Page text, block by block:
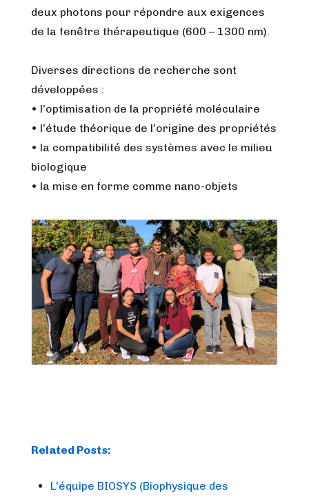
deux photons pour répondre aux exigences
de la fenêtre thérapeutique (600 – 1300 nm).
Diverses directions de recherche sont
développées :
• l’optimisation de la propriété moléculaire
• l’étude théorique de l’origine des propriétés
• la compatibilité des systèmes avec le milieu
biologique
• la mise en forme comme nano-objets
Related Posts:
L'équipe BIOSYS (Biophysique des